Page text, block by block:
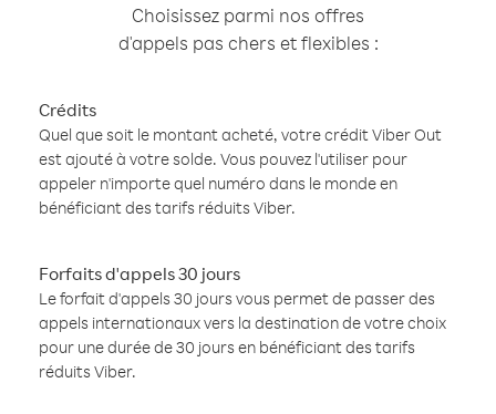
Choisissez parmi nos offres
d'appels pas chers et flexibles :
Crédits
Quel que soit le montant acheté, votre crédit Viber Out
est ajouté à votre solde. Vous pouvez l'utiliser pour
appeler n'importe quel numéro dans le monde en
bénéficiant des tarifs réduits Viber.
Forfaits d'appels 30 jours
Le forfait d'appels 30 jours vous permet de passer des
appels internationaux vers la destination de votre choix
pour une durée de 30 jours en bénéficiant des tarifs
réduits Viber.